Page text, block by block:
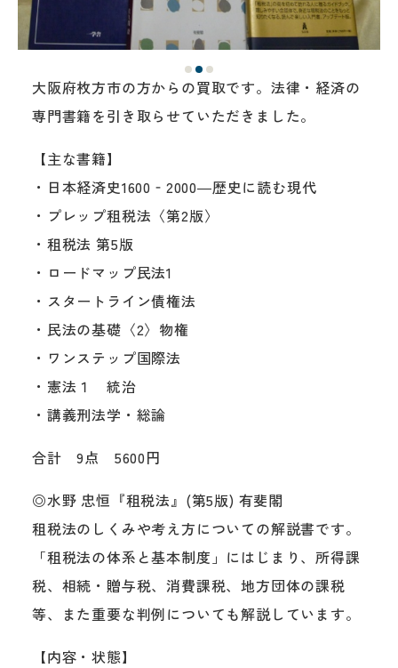
大阪府枚方市の方からの買取です。法律・経済の
専門書籍を引き取らせていただきました。
【主な書籍】
・日本経済史1600‐2000―歴史に読む現代
・プレップ租税法〈第2版〉
・租税法 第5版
・ロードマップ民法1
・スタートライン債権法
・民法の基礎〈2〉物権
・ワンステップ国際法
・憲法１ 統治
・講義刑法学・総論
合計 9点 5600円
◎水野 忠恒『租税法』(第5版) 有斐閣
租税法のしくみや考え方についての解説書です。
「租税法の体系と基本制度」にはじまり、所得課
税、相続・贈与税、消費課税、地方団体の課税
等、また重要な判例についても解説しています。
【内容・状態】